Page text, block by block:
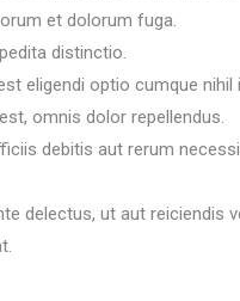
et dolorum fuga.
distinctio.
eligendi optio cumque
omnis dolor repellendus.
debitis aut rerum
delectus, ut aut reiciendis